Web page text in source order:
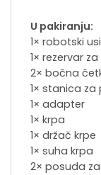
U pakiranju:
1× robotski
1× rezervar
2× bočna
1× stanica za
1× adapter
1× krpa
1× držač krpe
1× suha krpa
2× posuda